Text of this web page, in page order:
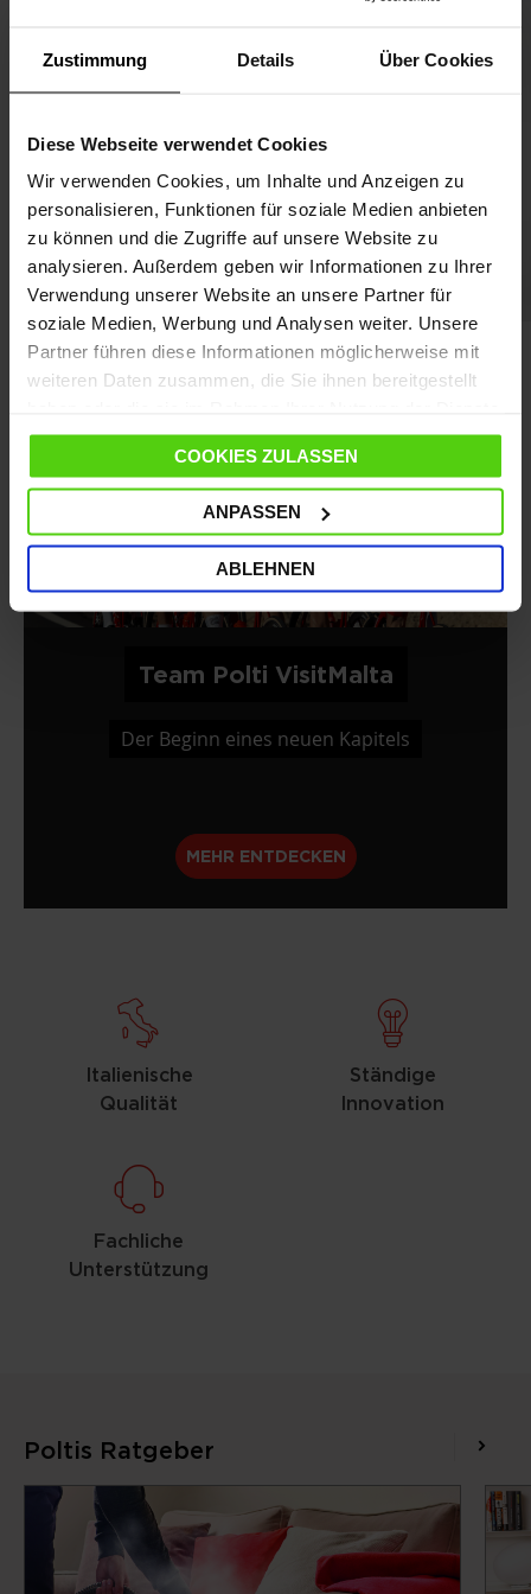
Zustimmung Details Über Cookies
Diese Webseite verwendet Cookies
Wir verwenden Cookies, um Inhalte und Anzeigen zu
personalisieren, Funktionen für soziale Medien anbieten
zu können und die Zugriffe auf unsere Website zu
analysieren. Außerdem geben wir Informationen zu Ihrer
Verwendung unserer Website an unsere Partner für
soziale Medien, Werbung und Analysen weiter. Unsere
Partner führen diese Informationen möglicherweise mit
weiteren Daten zusammen, die Sie ihnen bereitgestellt
gesammelt haben.
COOKIES ZULASSEN
ANPASSEN
ABLEHNEN
Team Polti VisitMalta
Der Beginn eines neuen Kapitels
MEHR ENTDECKEN
Italienische
Qualität
Ständige
Innovation
Fachliche
Unterstützung
Poltis Ratgeber